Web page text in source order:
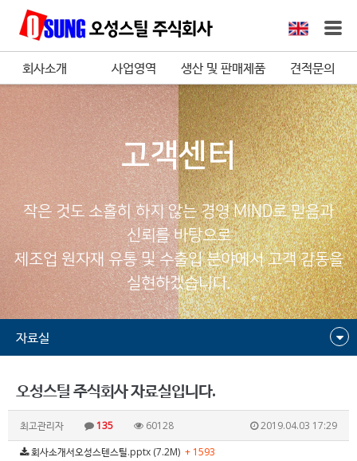
회사소개 사업영역 생산 및 판매제품 견적문의
고객센터
작은 것도 소홀히 하지 않는 경영 MIND로 믿음과
신뢰를 바탕으로
제조업 원자재 유통 및 수출입 분야에서 고객 감동을
실현하겠습니다.
자료실
오성스틸 주식회사 자료실입니다.
최고관리자 135 60128
2019.04.03 17:29
회사소개서오성스텐스틸.pptx (7.2M) + 1593